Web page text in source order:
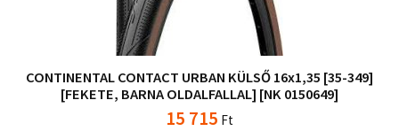
CONTINENTAL CONTACT URBAN KÜLSŐ 16x1,35 [35-349]
[FEKETE, BARNA OLDALFALLAL] [NK 0150649]
15 715 Ft